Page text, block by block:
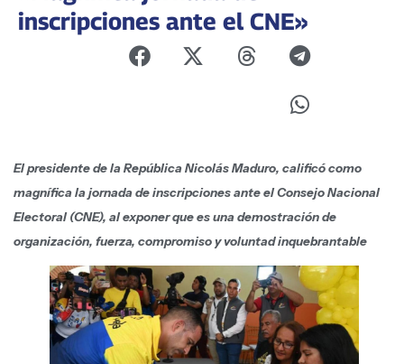
inscripciones ante el CNE»
El presidente de la República Nicolás Maduro, calificó como
magnífica la jornada de inscripciones ante el Consejo Nacional
Electoral (CNE), al exponer que es una demostración de
organización, fuerza, compromiso y voluntad inquebrantable